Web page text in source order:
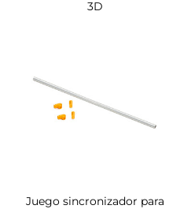
3D
Juego sincronizador para